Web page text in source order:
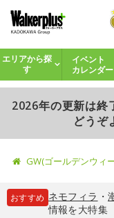
エリアから探
す
イベント
カレンダー
2026年の更新は終
どうぞ
GW(ゴールデンウィ
おすすめ ネモフィラ ・
情報を大特集